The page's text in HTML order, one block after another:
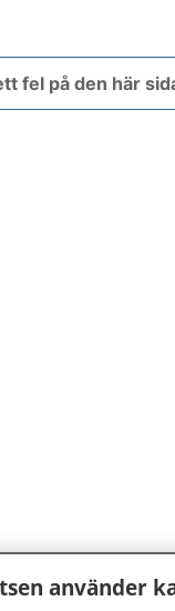
fel på den här
använder